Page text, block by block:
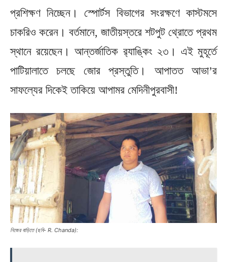
প্রশিক্ষণ নিচ্ছেন। স্পোর্টস বিভাগের সংরক্ষণে কাস্টমসে
চাকরিও করেন। বর্তমানে, জাতীয়স্তরে শটপুট থ্রোতে প্রথম
স্থানে রয়েছেন। আন্তর্জাতিক র‌্যাঙ্কিং ২৩। এই মুহূর্তে
পাটিয়ালাতে চলছে জোর প্রস্তুতি। আপাতত আভা’র
সাফল্যের দিকেই তাকিয়ে আপামর মেদিনীপুরবাসী!
নিজের বাড়িতে (ছবি- R. Chanda):